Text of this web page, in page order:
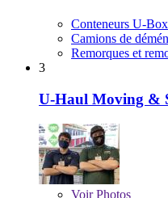
Conteneurs U-Box
Camions de
Remorques et
3
U-Haul Moving &
VoirPhotos